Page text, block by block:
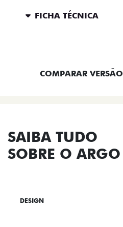
FICHA TÉCNICA
COMPARAR VERSÃO
SAIBA TUDO
SOBRE O ARGO
DESIGN